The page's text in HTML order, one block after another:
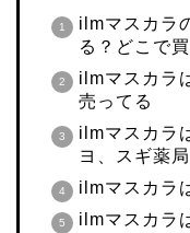
ilmマスカラ
る？どこで
ilmマスカラ
売ってる
ilmマスカラ
ヨ、スギ薬
ilmマスカラ
ilmマスカラ